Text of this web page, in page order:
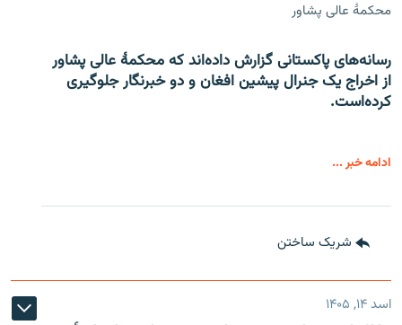
محکمۀ عالی پشاور
رسانه‌های پاکستانی گزارش داده‌اند که محکمۀ عالی پشاور
از اخراج یک جنرال پیشین افغان و دو خبرنگار جلوگیری
کرده‌است.
ادامه خبر ...
شریک ساختن
اسد ۱۴, ۱۴۰۵